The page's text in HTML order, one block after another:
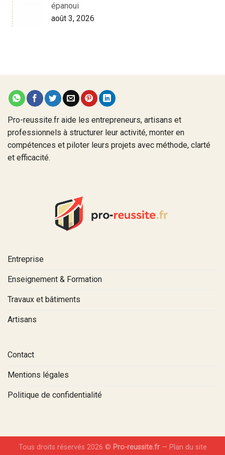
épanoui
août 3, 2026
Pro-reussite.fr aide les entrepreneurs, artisans et
professionnels à structurer leur activité, monter en
compétences et piloter leurs projets avec méthode, clarté
et efficacité.
Entreprise
Enseignement & Formation
Travaux et bâtiments
Artisans
Contact
Mentions légales
Politique de confidentialité
Tous droits réservés 2026 © Pro-reussite.fr— Plan du site